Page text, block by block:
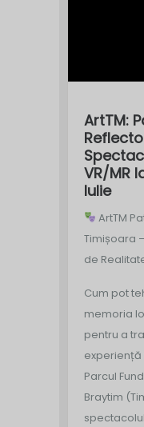
ArtTM:
VR/MR
Iulie
ArtTM
Timișoara
de
Cum pot
memoria
pentru a
experiență
Parcul
Braytim